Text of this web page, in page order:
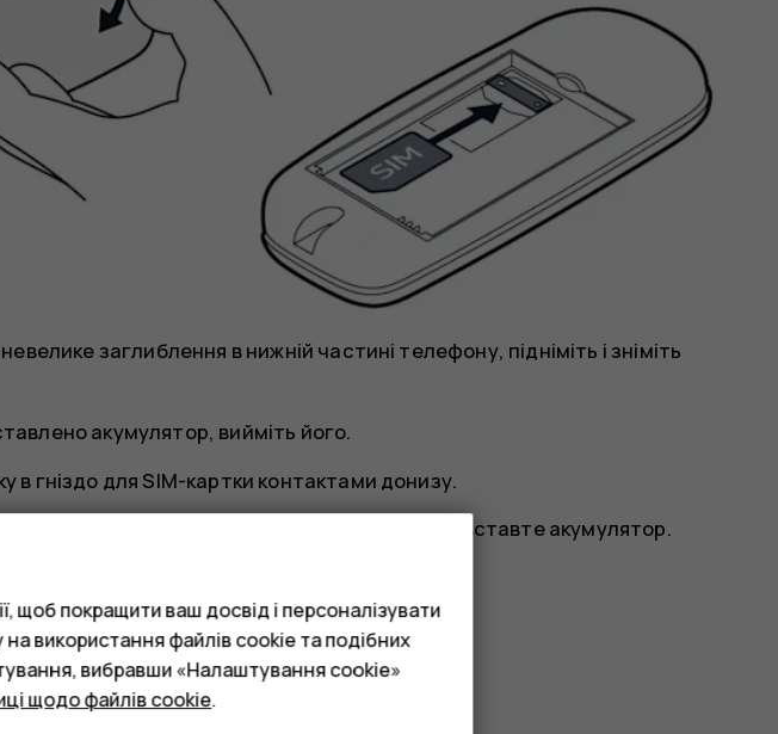
заглиблення в нижній частині телефону, підніміть і зніміть
акумулятор, вийміть його.
в гніздо для SIM-картки контактами донизу.
положення контактів акумулятора та вставте акумулятор.
(дві SIM-картки)
щоб покращити ваш досвід і персоналізувати
використання файлів cookie та подібних
вибравши «Налаштування cookie»
щодо файлів cookie.